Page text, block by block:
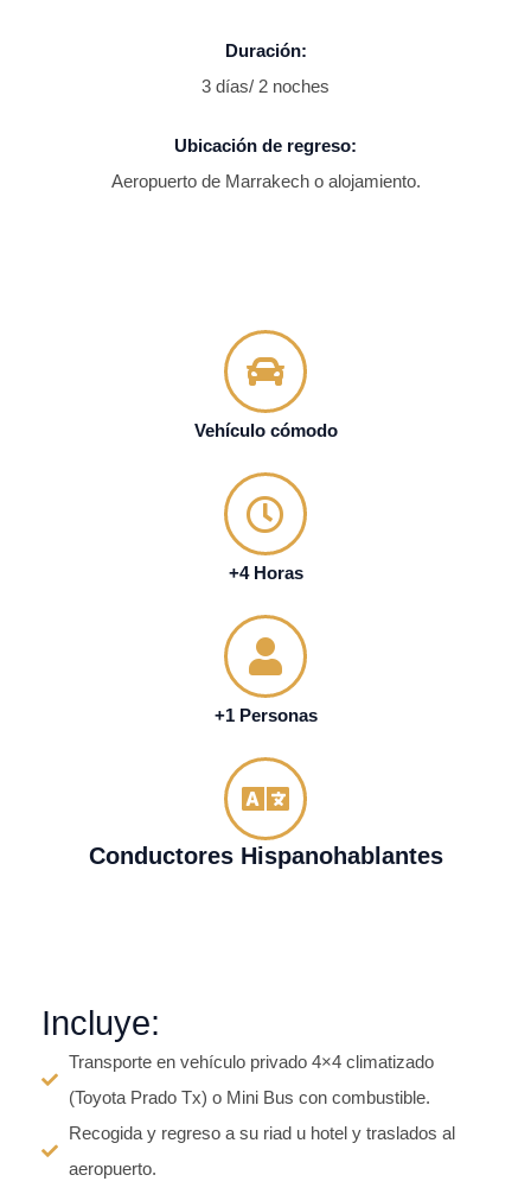
Duración:
3 días/ 2 noches
Ubicación de regreso:
Aeropuerto de Marrakech o alojamiento.
Vehículo cómodo
+4 Horas
+1 Personas
Conductores Hispanohablantes
Incluye:
Transporte en vehículo privado 4×4 climatizado
(Toyota Prado Tx) o Mini Bus con combustible.
Recogida y regreso a su riad u hotel y traslados al
aeropuerto.